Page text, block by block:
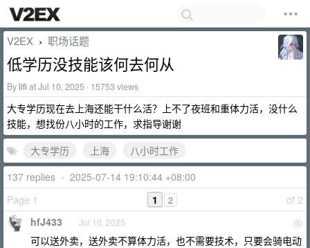
V2EX › 职场话题
低学历没技能该何去何从
By lifiat Jul 10, 2025 · 15753 views
大专学历现在去上海还能干什么活？上不了夜班和重体力活，没什么
技能，想找份八小时的工作，求指导谢谢
大专学历
上海
八小时工作
137 replies • 2025-07-14 19:10:44 +08:00
Page 1
of 2
1 2
1
hfJ433 Jul 10, 2025
可以送外卖，送外卖不算体力活，也不需要技术，只要会骑电动